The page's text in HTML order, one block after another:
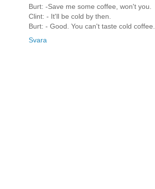
Burt: -Save me some coffee, won't you.
Clint: - It'll be cold by then.
Burt: - Good. You can't taste cold coffee.
Svara